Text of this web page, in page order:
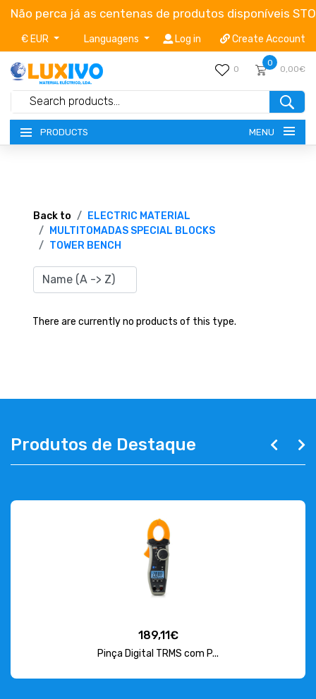
Não perca já as centenas de produtos disponíveis
€ EUR Languagens Log in Create Account
0
0
0,00€
PRODUCTS MENU
TERMS OF SERVICE
CATALOGUES
CAMPAIGNS
ABOUT US
Back to
ELECTRIC MATERIAL
MULTITOMADAS SPECIAL BLOCKS
TOWER BENCH
There are currently no products of this type.
Produtos de Destaque
189,11€
Pinça Digital TRMS com P...